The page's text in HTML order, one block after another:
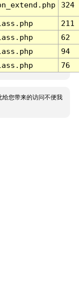
324
211
62
94
76
给您带来的访问不便我